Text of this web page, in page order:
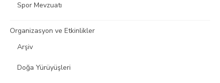
Spor Mevzuatı
Organizasyon ve Etkinlikler
Arşiv
Doğa Yürüyüşleri